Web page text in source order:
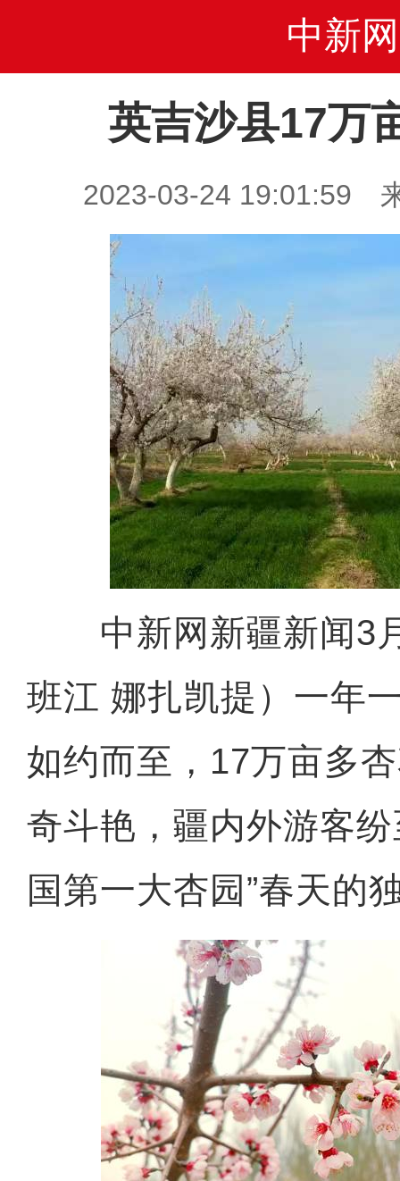
中新网
英吉沙县17万
2023-03-24 19:01:59
中新网新疆新闻3
班江 娜扎凯提）一年
如约而至，17万亩多
奇斗艳，疆内外游客
国第一大杏园”春天的